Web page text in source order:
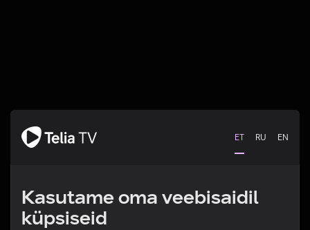
ET RU EN
Kasutame oma veebisaidil
küpsiseid